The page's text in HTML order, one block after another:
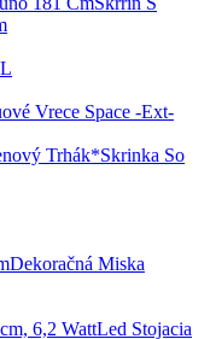
Vrece Space -Ext-
Skrinka So
Dekoračná Miska
Led Stojacia